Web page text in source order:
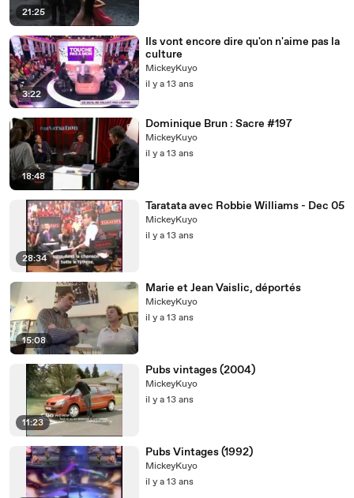
21:25
3:22
Ils vont encore dire qu'on n'aime pas la
culture
MickeyKuyo
il y a 13 ans
18:48
Dominique Brun : Sacre #197
MickeyKuyo
il y a 13 ans
28:34
Taratata avec Robbie Williams - Dec 05
MickeyKuyo
il y a 13 ans
15:08
Marie et Jean Vaislic, déportés
MickeyKuyo
il y a 13 ans
11:23
Pubs vintages (2004)
MickeyKuyo
il y a 13 ans
Pubs Vintages (1992)
MickeyKuyo
il y a 13 ans